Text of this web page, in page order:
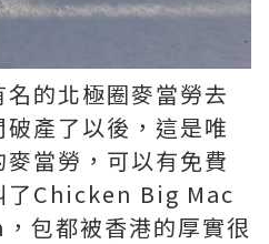
的北極圈麥當勞去
產了以後，這是唯
當勞，可以有免費
了Chicken Big Mac
包都被香港的厚實很